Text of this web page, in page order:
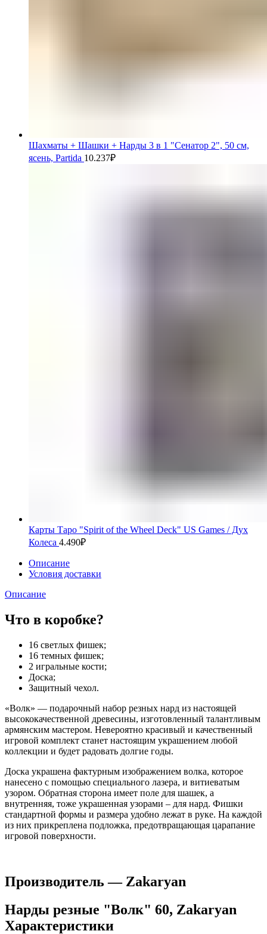
Шахматы + Шашки + Нарды 3 в 1 "Сенатор 2", 50 см,
ясень, Partida 10.237₽
Карты Таро "Spirit of the Wheel Deck" US Games / Дух
Колеса 4.490₽
Описание
Условия доставки
Описание
Что в коробке?
16 светлых фишек;
16 темных фишек;
2 игральные кости;
Доска;
Защитный чехол.
«Волк» — подарочный набор резных нард из настоящей
высококачественной древесины, изготовленный талантливым
армянским мастером. Невероятно красивый и качественный
игровой комплект станет настоящим украшением любой
коллекции и будет радовать долгие годы.
Доска украшена фактурным изображением волка, которое
нанесено с помощью специального лазера, и витиеватым
узором. Обратная сторона имеет поле для шашек, а
внутренняя, тоже украшенная узорами – для нард. Фишки
стандартной формы и размера удобно лежат в руке. На каждой
из них прикреплена подложка, предотвращающая царапание
игровой поверхности.
Производитель — Zakaryan
Нарды резные "Волк" 60, Zakaryan
Характеристики